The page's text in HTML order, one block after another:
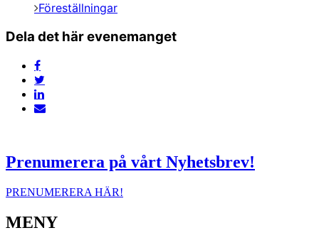
Föreställningar
Dela det här evenemanget
Prenumerera på vårt Nyhetsbrev!
PRENUMERERA HÄR!
MENY